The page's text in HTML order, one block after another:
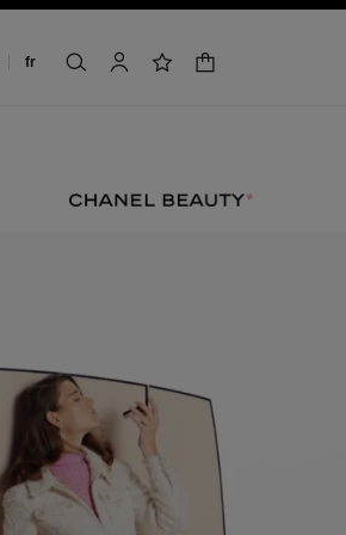
fr
recherchermon compteliste de souhaits
panier